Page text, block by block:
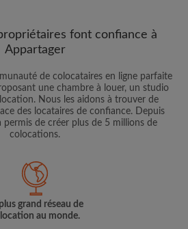
font confiance à
Appartager
de colocataires en ligne parfaite
une chambre à louer, un studio
Nous les aidons à trouver de
des locataires de confiance. Depuis
permis de créer plus de 5 millions de
colocations.
grand réseau de
au monde.